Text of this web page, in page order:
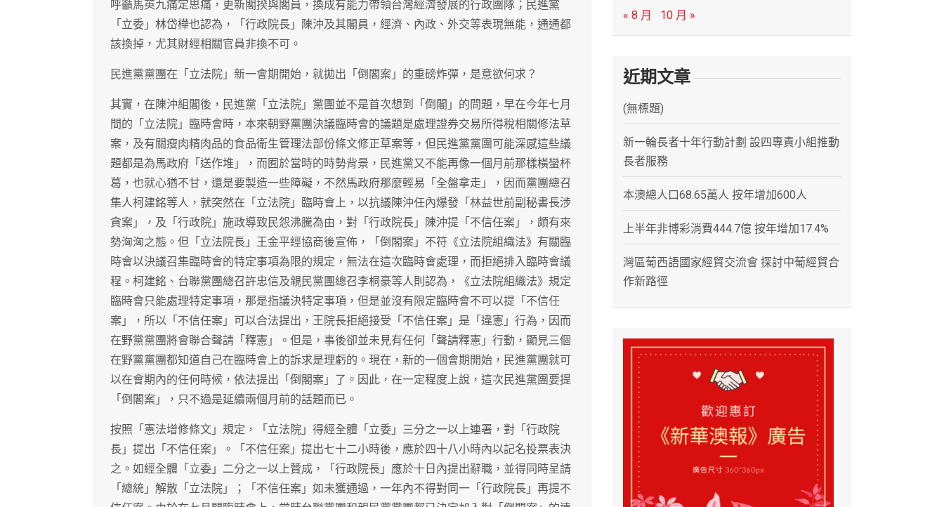
呼籲馬英九痛定思痛，更新閣揆與閣員，換成有能力帶領台灣經濟發展的行政團隊；民進黨
「立委」林岱樺也認為，「行政院長」陳沖及其閣員，經濟、內政、外交等表現無能，通通都
該換掉，尤其財經相關官員非換不可。
民進黨黨團在「立法院」新一會期開始，就拋出「倒閣案」的重磅炸彈，是意欲何求？
其實，在陳沖組閣後，民進黨「立法院」黨團並不是首次想到「倒閣」的問題，早在今年七月
間的「立法院」臨時會時，本來朝野黨團決議臨時會的議題是處理證券交易所得稅相關修法草
案，及有關瘦肉精肉品的食品衛生管理法部份條文修正草案等，但民進黨黨團可能深感這些議
題都是為馬政府「送作堆」，而囿於當時的時勢背景，民進黨又不能再像一個月前那樣橫蠻杯
葛，也就心猶不甘，還是要製造一些障礙，不然馬政府那麼輕易「全盤拿走」，因而黨團總召
集人柯建銘等人，就突然在「立法院」臨時會上，以抗議陳沖任內爆發「林益世前副秘書長涉
貪案」，及「行政院」施政導致民怨沸騰為由，對「行政院長」陳沖提「不信任案」，頗有來
勢洶洶之態。但「立法院長」王金平經協商後宣佈，「倒閣案」不符《立法院組織法》有關臨
時會以決議召集臨時會的特定事項為限的規定，無法在這次臨時會處理，而拒絕排入臨時會議
程。柯建銘、台聯黨團總召許忠信及親民黨團總召李桐豪等人則認為，《立法院組織法》規定
臨時會只能處理特定事項，那是指議決特定事項，但是並沒有限定臨時會不可以提「不信任
案」，所以「不信任案」可以合法提出，王院長拒絕接受「不信任案」是「違憲」行為，因而
在野黨黨團將會聯合聲請「釋憲」。但是，事後卻並未見有任何「聲請釋憲」行動，顯見三個
在野黨黨團都知道自己在臨時會上的訴求是理虧的。現在，新的一個會期開始，民進黨團就可
以在會期內的任何時候，依法提出「倒閣案」了。因此，在一定程度上說，這次民進黨團要提
「倒閣案」，只不過是延續兩個月前的話題而已。
按照「憲法增修條文」規定，「立法院」得經全體「立委」三分之一以上連署，對「行政院
長」提出「不信任案」。「不信任案」提出七十二小時後，應於四十八小時內以記名投票表決
之。如經全體「立委」二分之一以上贊成，「行政院長」應於十日內提出辭職，並得同時呈請
「總統」解散「立法院」；「不信任案」如未獲通過，一年內不得對同一「行政院長」再提不
« 8 月
10 月 »
近期文章
(無標題)
新一輪長者十年行動計劃 設四專責小組推動
長者服務
本澳總人口68.65萬人 按年增加600人
上半年非博彩消費444.7億 按年增加17.4%
灣區葡西語國家經貿交流會 探討中葡經貿合
作新路徑